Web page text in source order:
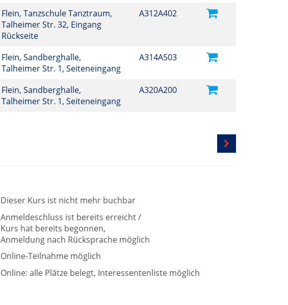
Flein, Tanzschule Tanztraum,
Talheimer Str. 32, Eingang
Rückseite
A312A402
Flein, Sandberghalle,
Talheimer Str. 1, Seiteneingang
A314A503
Flein, Sandberghalle,
Talheimer Str. 1, Seiteneingang
A320A200
Dieser Kurs ist nicht mehr buchbar
Anmeldeschluss ist bereits erreicht /
Kurs hat bereits begonnen,
Anmeldung nach Rücksprache möglich
Online-Teilnahme möglich
Online: alle Plätze belegt, Interessentenliste möglich